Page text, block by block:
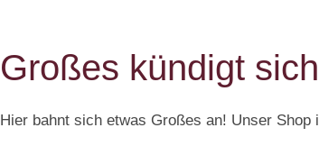
Großes kündigt
Hier bahnt sich etwas Großes an! Unser